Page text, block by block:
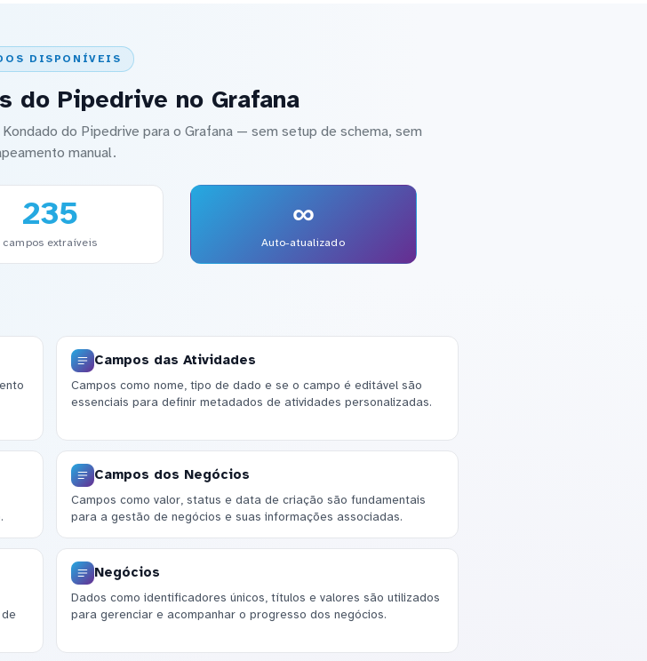
DISPONÍVEIS
do Pipedrive no Grafana
do Pipedrive para o Grafana — sem setup de schema, sem
manual.
235
campos extraíveis
∞
Auto-atualizado
Campos das Atividades
Campos como nome, tipo de dado e se o campo é editável são
essenciais para definir metadados de atividades personalizadas.
Campos dos Negócios
Campos como valor, status e data de criação são fundamentais
para a gestão de negócios e suas informações associadas.
Negócios
Dados como identificadores únicos, títulos e valores são utilizados
para gerenciar e acompanhar o progresso dos negócios.